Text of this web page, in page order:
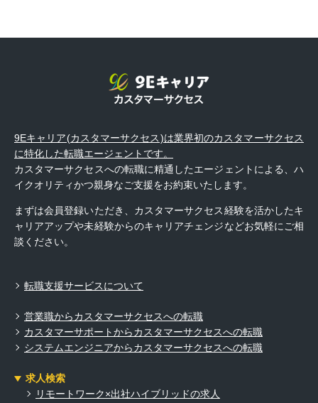
9Eキャリア(カスタマーサクセス)は業界初のカスタマーサクセス
に特化した転職エージェントです。
カスタマーサクセスへの転職に精通したエージェントによる、ハ
イクオリティかつ親身なご支援をお約束いたします。
まずは会員登録いただき、カスタマーサクセス経験を活かしたキ
ャリアアップや未経験からのキャリアチェンジなどお気軽にご相
談ください。
転職支援サービスについて
営業職からカスタマーサクセスへの転職
カスタマーサポートからカスタマーサクセスへの転職
システムエンジニアからカスタマーサクセスへの転職
求人検索
リモートワーク×出社ハイブリッドの求人